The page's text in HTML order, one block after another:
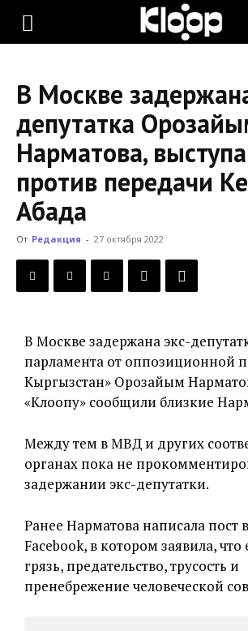
KLOOP.KG
Новости
Кыргызстана
В Москве
депутатка
Нарматова,
против передачи
Абада
От Редакция - 27 октября 2022
В Москве задержана экс-
парламента от оппозиционной
Кыргызстан» Орозайым
«Клоопу» сообщили близкие
Между тем в МВД и других
органах пока не
задержании экс-депутатки.
Ранее Нарматова написала пост
Facebook, в котором заявила,
грязь, предательство, трусость и
пренебрежение человеческой